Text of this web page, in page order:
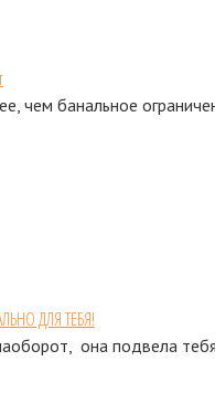
чем банальное
ДЛЯ ТЕБЯ!
она подвела